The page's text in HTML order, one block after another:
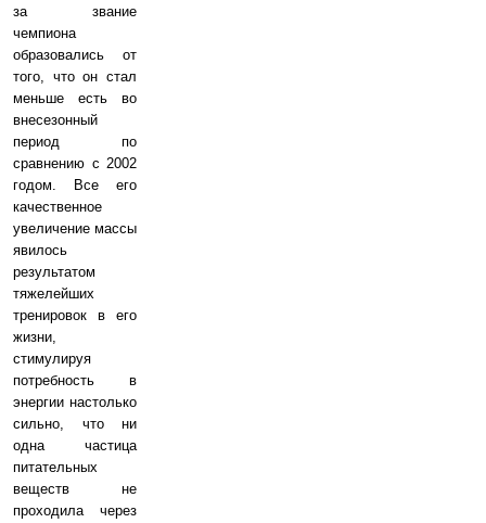
за звание
чемпиона
образовались от
того, что он стал
меньше есть во
внесезонный
период по
сравнению с 2002
годом. Все его
качественное
увеличение массы
явилось
результатом
тяжелейших
тренировок в его
жизни,
стимулируя
потребность в
энергии настолько
сильно, что ни
одна частица
питательных
веществ не
проходила через